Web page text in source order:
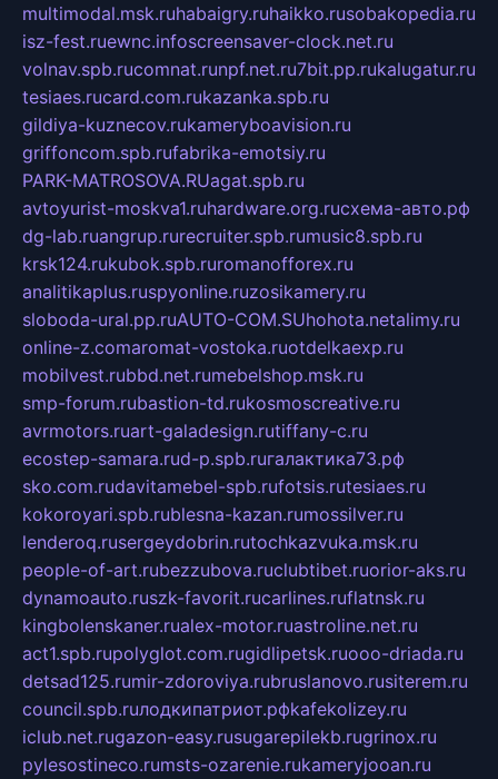
multimodal.msk.ruhabaigry.ruhaikko.rusobakopedia.ru
isz-fest.ruewnc.infoscreensaver-clock.net.ru
volnav.spb.rucomnat.runpf.net.ru7bit.pp.rukalugatur.ru
tesiaes.rucard.com.rukazanka.spb.ru
gildiya-kuznecov.rukameryboavision.ru
griffoncom.spb.rufabrika-emotsiy.ru
PARK-MATROSOVA.RUagat.spb.ru
avtoyurist-moskva1.ruhardware.org.ruсхема-авто.рф
dg-lab.ruangrup.rurecruiter.spb.rumusic8.spb.ru
krsk124.rukubok.spb.ruromanofforex.ru
analitikaplus.ruspyonline.ruzosikamery.ru
sloboda-ural.pp.ruAUTO-COM.SUhohota.netalimy.ru
online-z.comaromat-vostoka.ruotdelkaexp.ru
mobilvest.rubbd.net.rumebelshop.msk.ru
smp-forum.rubastion-td.rukosmoscreative.ru
avrmotors.ruart-galadesign.rutiffany-c.ru
ecostep-samara.rud-p.spb.ruгалактика73.рф
sko.com.rudavitamebel-spb.rufotsis.rutesiaes.ru
kokoroyari.spb.rublesna-kazan.rumossilver.ru
lenderoq.rusergeydobrin.rutochkazvuka.msk.ru
people-of-art.rubezzubova.ruclubtibet.ruorior-aks.ru
dynamoauto.ruszk-favorit.rucarlines.ruflatnsk.ru
kingbolenskaner.rualex-motor.ruastroline.net.ru
act1.spb.rupolyglot.com.rugidlipetsk.ruooo-driada.ru
detsad125.rumir-zdoroviya.rubruslanovo.rusiterem.ru
council.spb.ruлодкипатриот.рфkafekolizey.ru
iclub.net.rugazon-easy.rusugarepilekb.rugrinox.ru
pylesostineco.rumsts-ozarenie.rukameryjooan.ru